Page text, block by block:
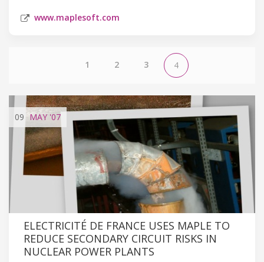
www.maplesoft.com
1 2 3 4
09 MAY'07
ELECTRICITÉ DE FRANCE USES MAPLE TO
REDUCE SECONDARY CIRCUIT RISKS IN
NUCLEAR POWER PLANTS